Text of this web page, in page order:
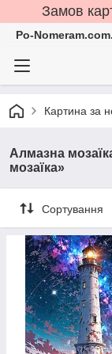
Замов
Po-
Картина за
Алмазна
мозаїка»
Сортування